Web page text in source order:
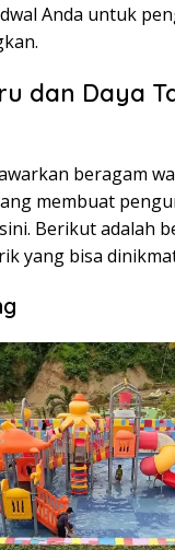
Anda untuk
dan Daya
beragam
membuat
Berikut adalah
yang bisa